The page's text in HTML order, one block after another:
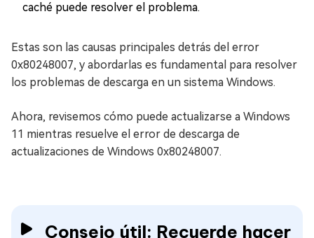
caché puede resolver el problema.
Estas son las causas principales detrás del error
0x80248007, y abordarlas es fundamental para resolver
los problemas de descarga en un sistema Windows.
Ahora, revisemos cómo puede actualizarse a Windows
11 mientras resuelve el error de descarga de
actualizaciones de Windows 0x80248007.
Consejo útil: Recuerde hacer